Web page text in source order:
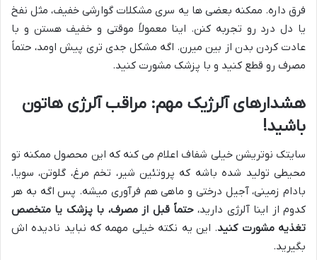
فرق داره. ممکنه بعضی ها یه سری مشکلات گوارشی خفیف، مثل نفخ
یا دل درد رو تجربه کنن. اینا معمولاً موقتی و خفیف هستن و با
عادت کردن بدن از بین میرن. اگه مشکل جدی تری پیش اومد، حتماً
مصرف رو قطع کنید و با پزشک مشورت کنید.
هشدارهای آلرژیک مهم: مراقب آلرژی هاتون
باشید!
سایتک نوتریشن خیلی شفاف اعلام می کنه که این محصول ممکنه تو
محیطی تولید شده باشه که پروتئین شیر، تخم مرغ، گلوتن، سویا،
بادام زمینی، آجیل درختی و ماهی هم فرآوری میشه. پس اگه به هر
کدوم از اینا آلرژی دارید،حتماً قبل از مصرف، با پزشک یا متخصص
تغذیه مشورت کنید. این یه نکته خیلی مهمه که نباید نادیده اش
بگیرید.